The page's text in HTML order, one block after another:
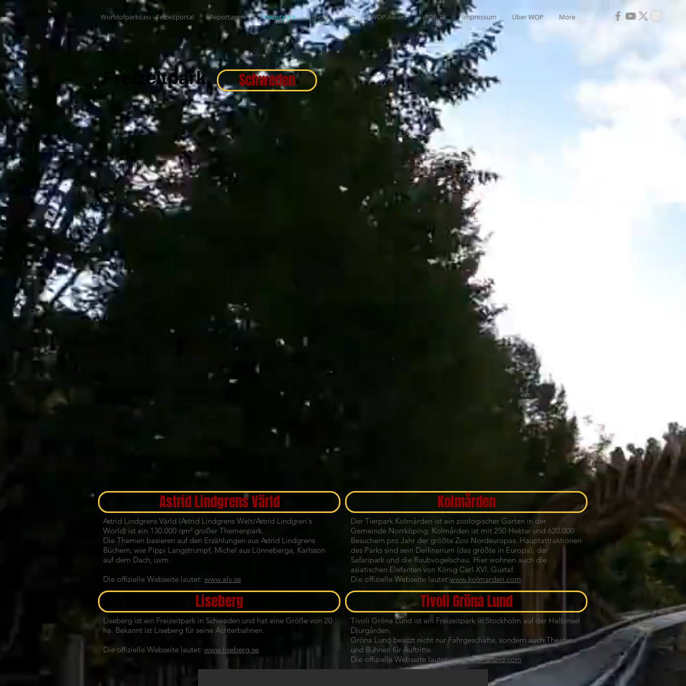
Worldofparks.eu - Feizeitportal Reportagen Freizeitpark Show Zoo WOP Award WOP-TV Impressum Über WOP More
Freizeitpark Schweden
Astrid Lindgrens Värld Kolmården
Astrid Lindgrens Värld (Astrid Lindgrens Welt/Astrid Lindgren's
World) ist ein 130.000 qm² großer Themenpark.
Die Themen basieren auf den Erzählungen aus Astrid Lindgrens
Büchern, wie Pippi Langstrumpf, Michel aus Lönneberga, Karlsson
auf dem Dach, uvm.
Die offizielle Webseite lautet: www.alv.se
Der Tierpark Kolmården ist ein zoologischer Garten in der
Gemeinde Norrköping. Kolmården ist mit 250 Hektar und 620.000
Besuchern pro Jahr der größte Zoo Nordeuropas. Hauptattraktionen
des Parks sind sein Delfinarium (das größte in Europa), der
Safaripark und die Raubvogelschau. Hier wohnen auch die
asiatischen Elefanten von König Carl XVI. Gustaf.
Die offizielle Webseite lautet:www.kolmarden.com
Liseberg
Liseberg ist ein Freizeitpark in Schweden und hat eine Größe von 20
ha. Bekannt ist Liseberg für seine Achterbahnen.
Die offizielle Webseite lautet: www.liseberg.se
Tivoli Gröna Lund
Tivoli Gröna Lund ist ein Freizeitpark in Stockholm auf der Halbinsel
Djurgården.
Gröna Lund besitzt nicht nur Fahrgeschäfte, sondern auch Theater
und Bühnen für Auftritte.
Die offizielle Webseite lautet:www.gronalund.com